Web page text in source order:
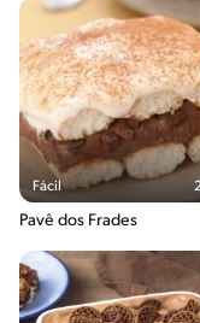
Fácil
Pavê dos Frades